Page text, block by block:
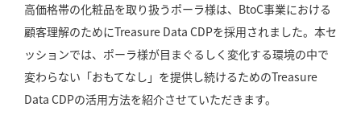
高価格帯の化粧品を取り扱うポーラ様は、BtoC事業における
顧客理解のためにTreasure Data CDPを採用されました。本セ
ッションでは、ポーラ様が目まぐるしく変化する環境の中で
変わらない「おもてなし」を提供し続けるためのTreasure
Data CDPの活用方法を紹介させていただきます。